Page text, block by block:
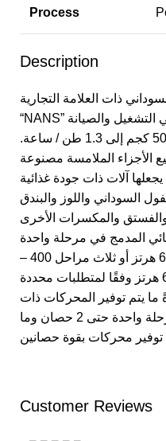
Process
Description
ذات العلامة التجارية
“NANS” الخاصة بنا بأنها بسيطة جدًا في التشغيل والصيانة
ومتوفرة بسعات تتراوح من 50 كجم إلى 1.3 طن / ساعة.
الأجزاء الملامسة مصنوعة
آلات ذات جودة غذائية
السوداني واللوز والبندق
والفستق والمكسرات الأخرى
المدمج في مرحلة واحدة
220-240 “فولت”، 50 هرتز / 60 هرتز أو ثلاث مراحل 400 –
440 “فولت”، 50 هرتز / 60 هرتز وفقًا لمتطلبات محددة
يتم توفير المحركات ذات
القدرة الحصانية الجزئية في مرحلة واحدة حتى 2 حصان وما
Customer Reviews